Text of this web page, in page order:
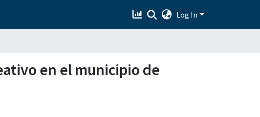
Log In
en el municipio de